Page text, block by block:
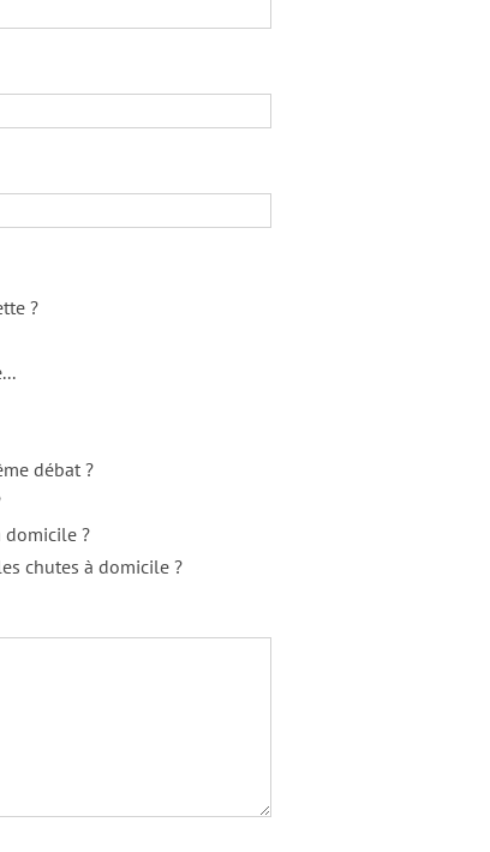
?
débat ?
domicile ?
chutes à domicile ?